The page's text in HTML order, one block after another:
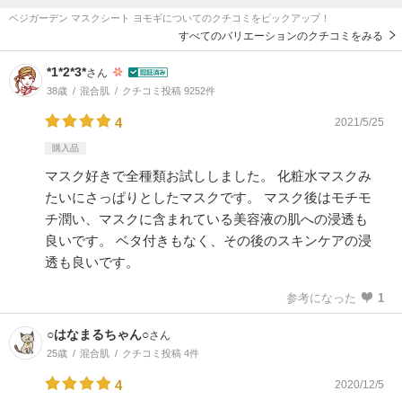
ベジガーデン マスクシート ヨモギについてのクチコミをピックアップ！
すべてのバリエーションのクチコミをみる
*1*2*3*さん
38歳 混合肌 クチコミ投稿 9252件
4 2021/5/25
購入品
マスク好きで全種類お試ししました。 化粧水マスクみ
たいにさっぱりとしたマスクです。 マスク後はモチモ
チ潤い、マスクに含まれている美容液の肌への浸透も
良いです。 ベタ付きもなく、その後のスキンケアの浸
透も良いです。
参考になった 1
○はなまるちゃん○さん
25歳 混合肌 クチコミ投稿 4件
4 2020/12/5